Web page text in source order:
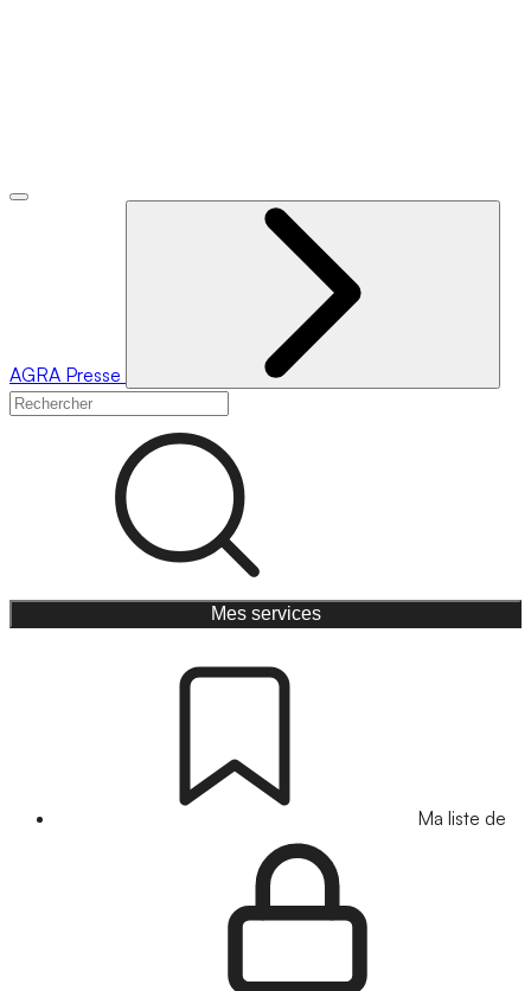
AGRA Presse
Mes services
Ma liste de